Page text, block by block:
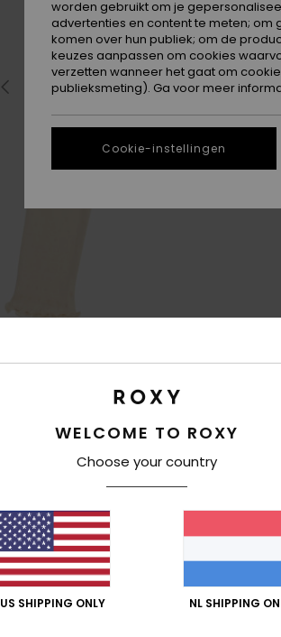
WELCOME TO ROXY
Choose your country
US SHIPPING ONLY NL SHIPPING
worden gebruikt om je
advertenties en content te meten;
komen over hun publiek; om de
keuzes aanpassen om cookies
verzetten wanneer het gaat om
publieksmeting). Ga voor meer
Cookie-instellingen